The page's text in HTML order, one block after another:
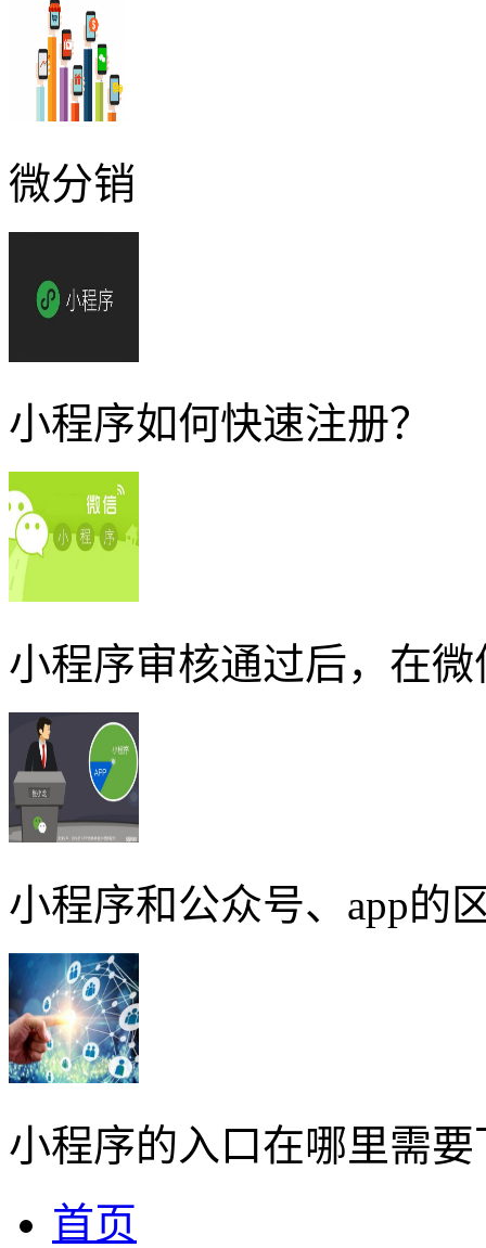
微分销
小程序如何快速注册？
小程序审核通过后，在
小程序和公众号、app的
小程序的入口在哪里需要
首页